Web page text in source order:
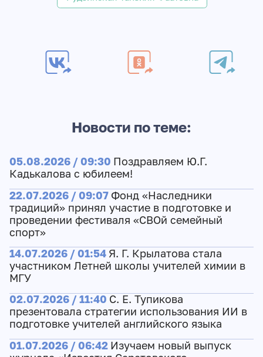
Новости по теме:
05.08.2026 / 09:30 Поздравляем Ю.Г.
Кадькалова с юбилеем!
22.07.2026 / 09:07 Фонд «Наследники
традиций» принял участие в подготовке и
проведении фестиваля «СВОй семейный
спорт»
14.07.2026 / 01:54 Я. Г. Крылатова стала
участником Летней школы учителей химии в
МГУ
02.07.2026 / 11:40 С. Е. Тупикова
презентовала стратегии использования ИИ в
подготовке учителей английского языка
01.07.2026 / 06:42 Изучаем новый выпуск